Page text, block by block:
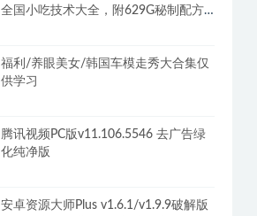
全国小吃技术大全，附629G秘制配方
福利/养眼美女/韩国车模走秀大合集仅
供学习
腾讯视频PC版v11.106.5546 去广告绿
化纯净版
安卓资源大师Plus v1.6.1/v1.9.9破解版